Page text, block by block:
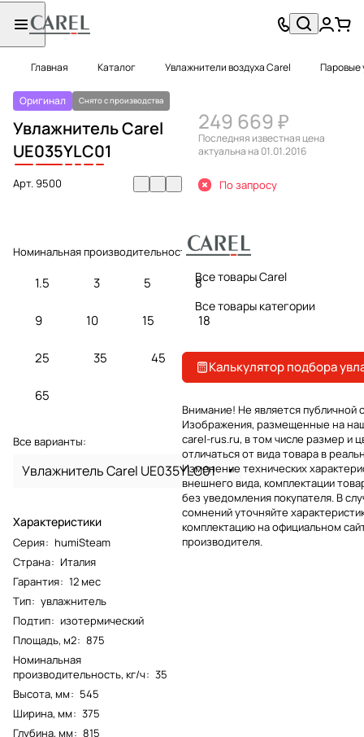
Главная Каталог Увлажнители воздуха Carel Паровые
Оригинал Снято с производства
Увлажнитель Carel
UE035YLC01
Арт.9500
Номинальная производительность, кг/ч:35
1.5 3 5 8
9 10 15 18
25 35 45
65
Все варианты:
Увлажнитель Carel UE035YLC01
Характеристики
Серия: humiSteam
Страна: Италия
Гарантия: 12 мес
Тип: увлажнитель
Подтип: изотермический
Площадь, м2: 875
Номинальная
производительность, кг/ч: 35
Высота, мм: 545
Ширина, мм: 375
Глубина, мм: 815
249 669 ₽
Последняя известная цена
актуальна на 01.01.2016
По запросу
Все товары Carel
Все товары категории
Калькулятор подбора
Внимание! Не является публичной
Изображения, размещенные на
carel-rus.ru, в том числе размер и
отличаться от вида товара в
Изменение технических
внешнего вида, комплектации
без уведомления покупателя. В
сомнений уточняйте
комплектацию на официальном
производителя.